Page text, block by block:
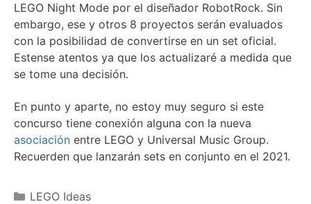
LEGO Night Mode por el diseñador RobotRock. Sin
embargo, ese y otros 8 proyectos serán evaluados
con la posibilidad de convertirse en un set oficial.
Estense atentos ya que los actualizaré a medida que
se tome una decisión.
En punto y aparte, no estoy muy seguro si este
concurso tiene conexión alguna con la nueva
asociación entre LEGO y Universal Music Group.
Recuerden que lanzarán sets en conjunto en el 2021.
Categories
LEGO Ideas